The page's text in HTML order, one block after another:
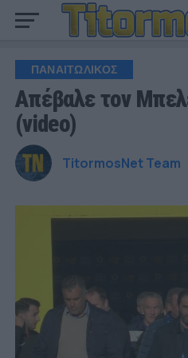
ΠΑΝΑΙΤΩΛΙΚΟΣ
Απέβαλε τον
(video)
TitormosNet Team